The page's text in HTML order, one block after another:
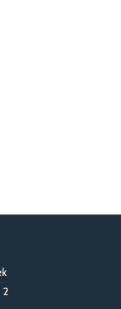
2